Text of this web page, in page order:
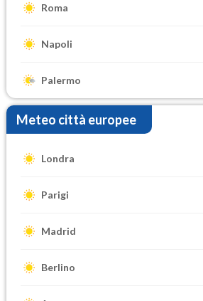
Roma
Napoli
Palermo
Meteo città europee
Londra
Parigi
Madrid
Berlino